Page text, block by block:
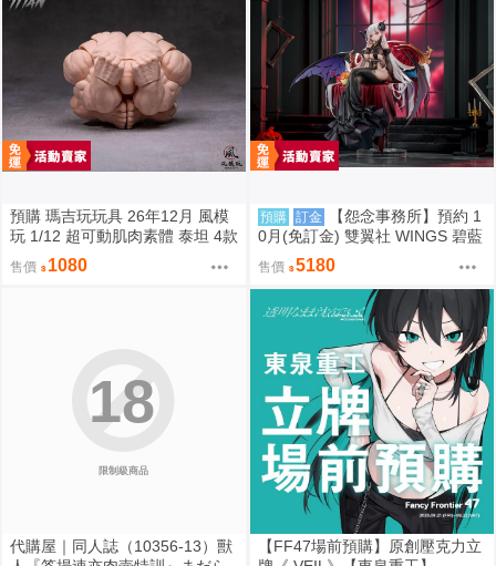
預購 瑪吉玩玩具 26年12月 風模
玩 1/12 超可動肌肉素體 泰坦 4款
膚色 0828
售價 1080
預購 訂金
【怨念事務所】預約 1
0月(免訂金) 雙翼社 WINGS 碧藍
航線 阿爾比恩 銀月下的夜之眷屬
1/7 0927
售價 5180
限制級商品
18
代購屋｜同人誌（10356-13）獸
【FF47場前預購】原創壓克力立